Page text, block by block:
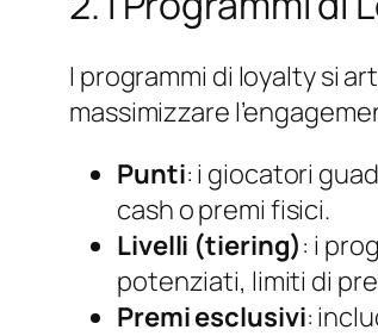
I programmi di loyalty si
massimizzare
Punti: i giocatori
cash o premi fisici.
Livelli (tiering): i
potenziati, limiti di
Premi esclusivi: